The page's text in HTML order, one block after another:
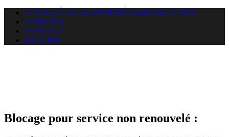
SI VOUS ÊTES LE PROPRIÉTAIRE DE CE SITE
A PROPOS
CONTACT
ENGLISH
Blocage pour service non renouvelé :